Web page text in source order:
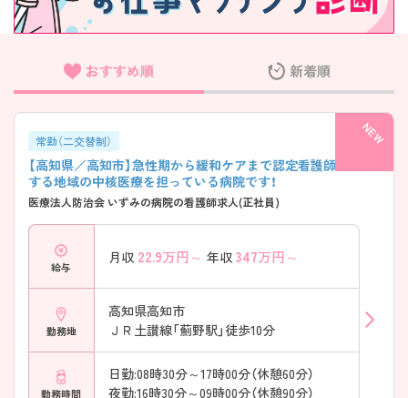
フリーワード検索
おすすめ順 新着順
常勤（二交替制）
【高知県／高知市】急性期から緩和ケアまで認定看護師も在籍
する地域の中核医療を担っている病院です！
医療法人防治会 いずみの病院の看護師求人(正社員)
給与
月収 22.9万円～ 年収 347万円～
勤務地
高知県高知市
ＪＲ土讃線「薊野駅」徒歩10分
勤務時間
日勤:08時30分～17時00分（休憩60分）
夜勤:16時30分～09時00分（休憩90分）